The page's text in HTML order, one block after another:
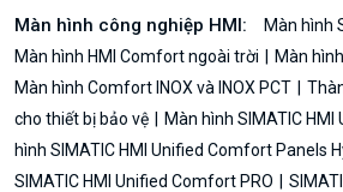
Màn hình công nghiệp HMI:
Màn hình
Màn hình HMI Comfort ngoài trời
Màn
Màn hình Comfort INOX và INOX PCT
cho thiết bị bảo vệ
Màn hình SIMATIC
hình SIMATIC HMI Unified Comfort Panels
SIMATIC HMI Unified Comfort PRO